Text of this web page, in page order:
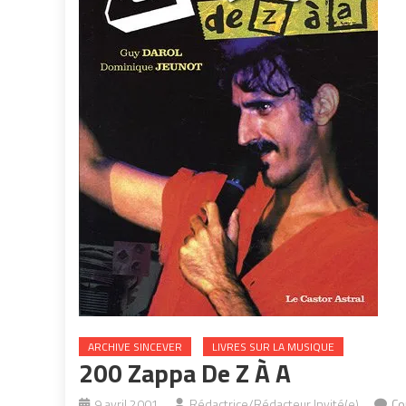
ARCHIVE SINCEVER LIVRES SUR LA MUSIQUE
200 Zappa De Z À A